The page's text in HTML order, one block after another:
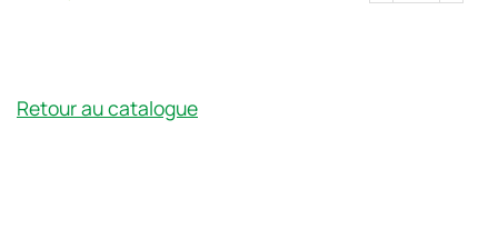
Retour au catalogue